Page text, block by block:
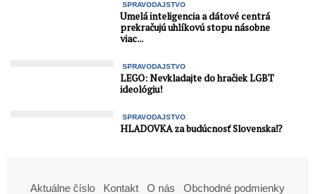
SPRAVODAJSTVO
Umelá inteligencia a dátové centrá
prekračujú uhlíkovú stopu násobne
viac...
SPRAVODAJSTVO
LEGO: Nevkladajte do hračiek LGBT
ideológiu!
SPRAVODAJSTVO
HLADOVKA za budúcnosť Slovenska⁉️
Aktuálne číslo Kontakt O nás Obchodné podmienky